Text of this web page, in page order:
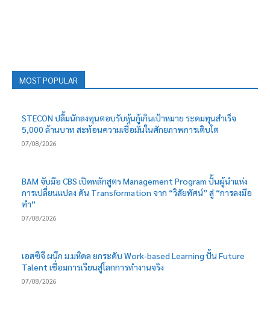
MOST POPULAR
STECON ปลื้มนักลงทุนตอบรับหุ้นกู้เกินเป้าหมาย ระดมทุนสำเร็จ
5,000 ล้านบาท สะท้อนความเชื่อมั่นในศักยภาพการเติบโต
07/08/2026
BAM จับมือ CBS เปิดหลักสูตร Management Program ปั้นผู้นำแห่ง
การเปลี่ยนแปลง ดัน Transformation จาก “วิสัยทัศน์” สู่ “การลงมือ
ทำ”
07/08/2026
เอสซีจี ผนึก ม.มหิดล ยกระดับ Work-based Learning ปั้น Future
Talent เชื่อมการเรียนสู่โลกการทำงานจริง
07/08/2026